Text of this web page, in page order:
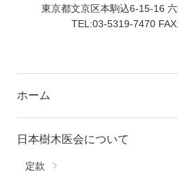
東京都文京区本駒込6-15-16
TEL:03-5319-7470
ホーム
日本樹木医会について
定款